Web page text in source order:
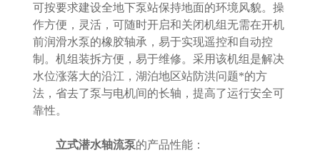
可按要求建设全地下泵站保持地面的环境风貌。操
作方便，灵活，可随时开启和关闭机组无需在开机
前润滑水泵的橡胶轴承，易于实现遥控和自动控
制。机组装拆方便，易于维修。采用该机组是解决
水位涨落大的沿江，湖泊地区站防洪问题*的方
法，省去了泵与电机间的长轴，提高了运行安全可
靠性。
立式潜水轴流泵的产品性能：